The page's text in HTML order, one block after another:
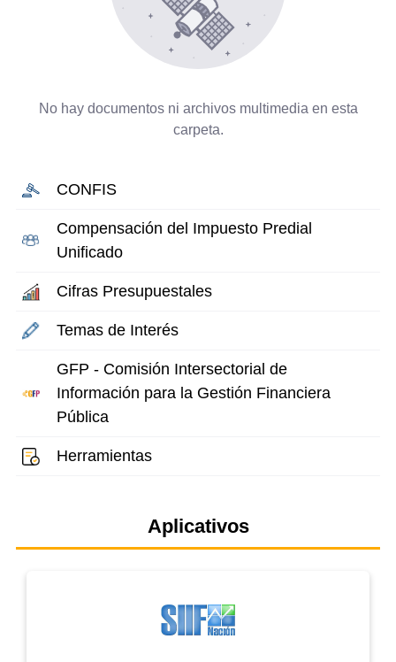
No hay documentos ni archivos multimedia en esta
carpeta.
CONFIS
Compensación del Impuesto Predial
Unificado
Cifras Presupuestales
Temas de Interés
GFP - Comisión Intersectorial de
Información para la Gestión Financiera
Pública
Herramientas
Aplicativos